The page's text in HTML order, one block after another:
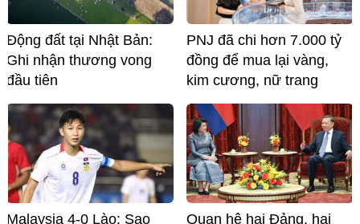
Động đất tại Nhật Bản:
Ghi nhận thương vong
đầu tiên
PNJ đã chi hơn 7.000 tỷ
đồng để mua lại vàng,
kim cương, nữ trang
Malaysia 4-0 Lào: Sao
Quan hệ hai Đảng, hai